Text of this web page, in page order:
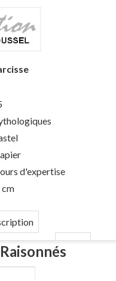
d'expertise
cm